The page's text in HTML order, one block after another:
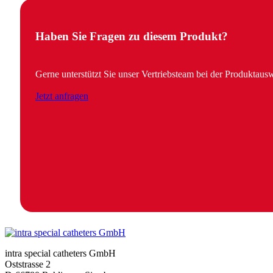
Haben Sie Fragen zu diesem Produkt?
Gerne unterstützt Sie unser Vertriebsteam bei der
Jetzt anfragen
intra special catheters GmbH
Oststrasse 2